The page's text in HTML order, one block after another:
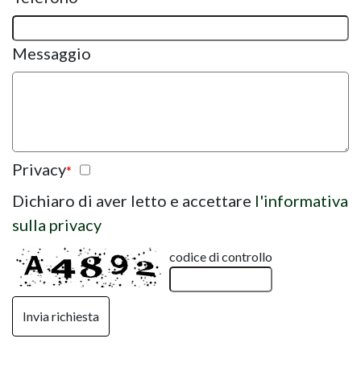
Messaggio
Privacy*
Dichiaro di aver letto e accettare l'informativa
sulla privacy
codice di controllo